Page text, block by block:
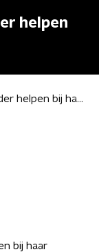
helpen
Mocht Albert zijn moeder helpen bij haar doodswens?
bij haar